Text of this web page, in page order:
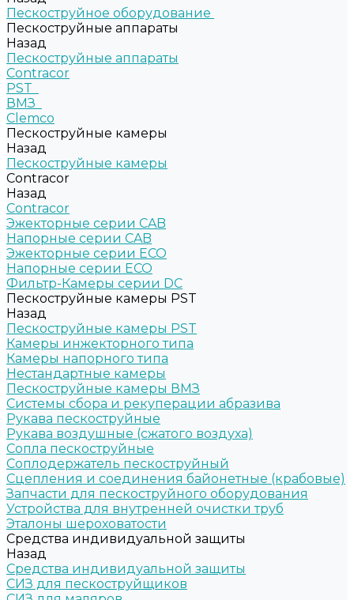
Пескоструйное оборудование
Пескоструйные аппараты
Назад
Пескоструйные аппараты
Contracor
PST
ВМЗ
Clemco
Пескоструйные камеры
Назад
Пескоструйные камеры
Contracor
Назад
Contracor
Эжекторные серии CAB
Напорные серии CAB
Эжекторные серии ECO
Напорные серии ECO
Фильтр-Камеры серии DC
Пескоструйные камеры PST
Назад
Пескоструйные камеры PST
Камеры инжекторного типа
Камеры напорного типа
Нестандартные камеры
Пескоструйные камеры ВМЗ
Системы сбора и рекуперации абразива
Рукава пескоструйные
Рукава воздушные (сжатого воздуха)
Сопла пескоструйные
Соплодержатель пескоструйный
Сцепления и соединения байонетные (крабовые)
Запчасти для пескоструйного оборудования
Устройства для внутренней очистки труб
Эталоны шероховатости
Средства индивидуальной защиты
Назад
Средства индивидуальной защиты
СИЗ для пескоструйщиков